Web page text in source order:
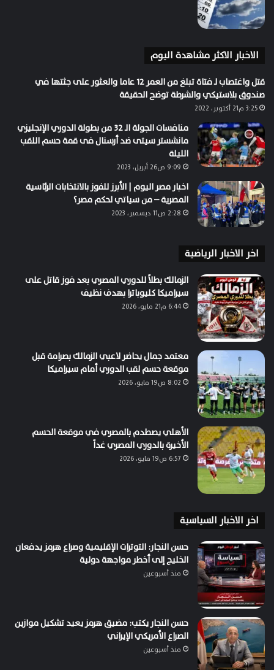
الاخبار الاكثر مشاهدة اليوم
قتل واغتصاب لـ فتاة تبلغ من العمر 12 عاما والعثور على جثتها في
صندوق بلاستيكي والشرطة توضح الحقيقة
3:25 م21 أكتوبر، 2022
منافسات الجولة الـ 32 من بطولة الدوري الإنجليزي
مانشستر سيتى ضد أرسنال فى قمة حسم اللقب
الليلة
9:09 ص26 أبريل، 2023
اخبار مصر اليوم | الأبرز للفوز بالانتخابات الرئاسية
المصرية – من سياتي لحكم مصر؟
2:28 ص11 ديسمبر، 2023
اخر الاخبار الرياضية
الزمالك بطلاً للدوري المصري بعد فوز قاتل على
سيراميكا كليوباترا بهدف نظيف
6:44 م21 مايو، 2026
معتمد جمال يحاضر لاعبي الزمالك بصرامة قبل
موقعة حسم لقب الدوري أمام سيراميكا
8:02 ص19 مايو، 2026
الأهلي يصطدم بالمصري في موقعة الحسم
الأخيرة بالدوري المصري غداً
6:57 ص19 مايو، 2026
اخر الاخبار السياسية
حسن النجار: التوترات الإقليمية وصراع هرمز يدفعان
الخليج إلى أخطر مواجهة دولية
منذ أسبوعين
حسن النجار يكتب: مضيق هرمز يعيد تشكيل موازين
الصراع الأمريكي الإيراني
منذ أسبوعين